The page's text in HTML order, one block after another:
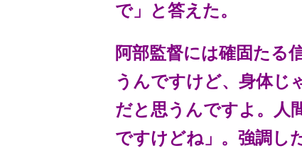
で」と答えた。
阿部監督には確固たる
うんですけど、身体じ
だと思うんですよ。人
ですけどね」。強調し